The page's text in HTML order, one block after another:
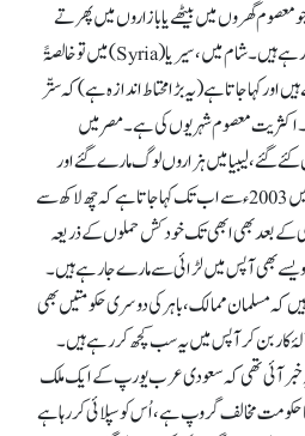
معصوم گھروں میں بیٹھے یا بازاروں میں پھرتے
اپنے ہی لوگوں کی بربریت کا نشانہ بن رہے ہیں۔ شام میں، سیریا (Syria) میں تو خالصۃً
کہا جاتا ہے (یہ بڑا محتاط اندازہ ہے) کہ ستّر
معصوم شہریوں کی ہے۔ مصر میں
گئے، لیبیا میں ہزاروں لوگ مارے گئے اور
ابھی تک مارے جا رہے ہیں۔ عراق میں 2003ء سے اب تک کہا جاتا ہے کہ چھ لاکھ سے
بعد بھی ابھی تک خود کش حملوں کے ذریعہ
بھی آپس میں لڑائی سے مارے جا رہے ہیں۔
کہ مسلمان ممالک، باہر کی دوسری حکومتیں بھی
آلۂ کار بن کر آپس میں یہ سب کچھ کر رہے ہیں۔
خبر آئی تھی کہ سعودی عرب یورپ کے ایک ملک
حکومت مخالف گروپ ہے، اُس کو سپلائی کر رہا ہے